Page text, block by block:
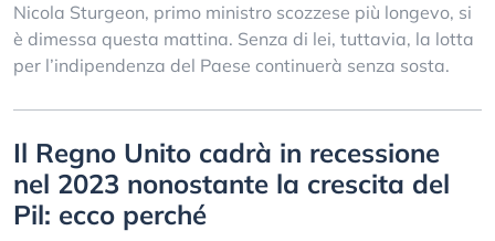
Nicola Sturgeon, primo ministro scozzese più longevo, si
è dimessa questa mattina. Senza di lei, tuttavia, la lotta
per l’indipendenza del Paese continuerà senza sosta.
Il Regno Unito cadrà in recessione
nel 2023 nonostante la crescita del
Pil: ecco perché